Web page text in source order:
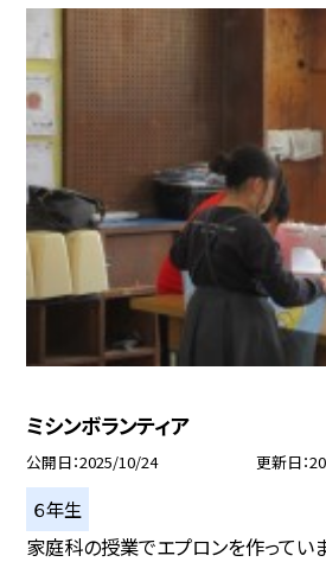
ミシンボランティア
公開日 2025/10/24 更新日
６年生
家庭科の授業でエプロンを作ってい